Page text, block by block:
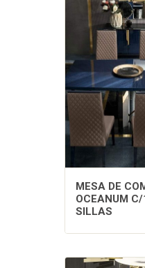
MESA DE
OCEANUM
SILLAS